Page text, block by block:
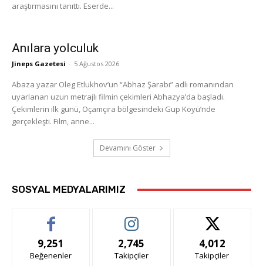
araştırmasını tanıttı. Eserde...
Anılara yolculuk
Jineps Gazetesi - 5 Ağustos 2026
Abaza yazar Oleg Etlukhov’un “Abhaz Şarabı” adlı romanından
uyarlanan uzun metrajlı filmin çekimleri Abhazya’da başladı.
Çekimlerin ilk günü, Oçamçıra bölgesindeki Gup Köyü’nde
gerçekleşti. Film, anne...
Devamını Göster
SOSYAL MEDYALARIMIZ
9,251
Beğenenler
2,745
Takipçiler
4,012
Takipçiler